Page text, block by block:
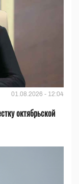
01.08.2026 - 12:04
октябрьской